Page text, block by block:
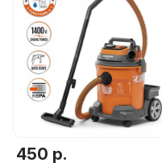
450 р.